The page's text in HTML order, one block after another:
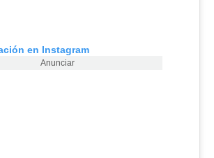
en Instagram
Anunciar